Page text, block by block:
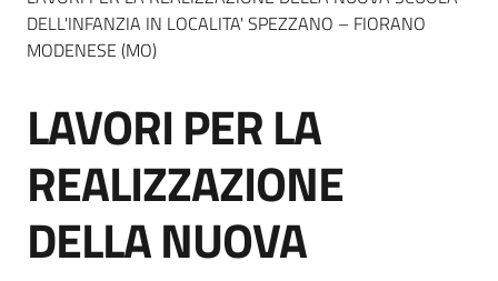
e
strumenti
acquisto
Supporto
DELL'INFANZIA IN LOCALITA' SPEZZANO – FIORANO
MODENESE (MO)
Salta al contenuto
LAVORI PER LA
REALIZZAZIONE
DELLA NUOVA